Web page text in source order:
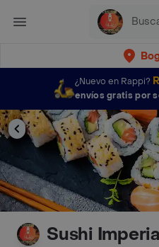
¿Nuevo en Rappi?
envíos gratis por
Sushi